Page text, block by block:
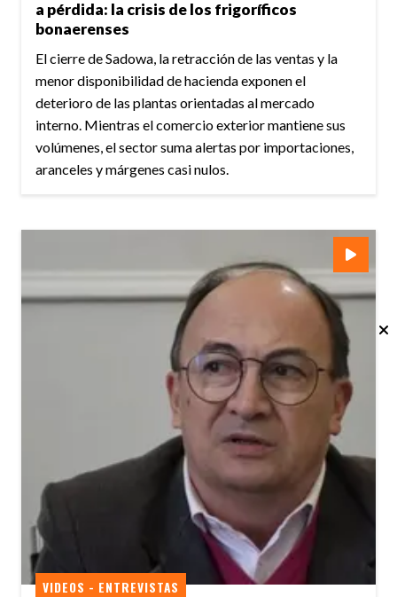
a pérdida: la crisis de los frigoríficos
bonaerenses
El cierre de Sadowa, la retracción de las ventas y la
menor disponibilidad de hacienda exponen el
deterioro de las plantas orientadas al mercado
interno. Mientras el comercio exterior mantiene sus
volúmenes, el sector suma alertas por importaciones,
aranceles y márgenes casi nulos.
VIDEOS - ENTREVISTAS